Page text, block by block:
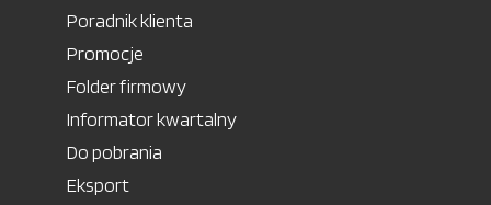
Poradnik klienta
Promocje
Folder firmowy
Informator kwartalny
Do pobrania
Eksport